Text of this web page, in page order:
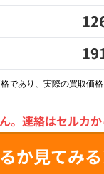
あり、実際の買取価格
。 連絡はセルカ
か見てみ